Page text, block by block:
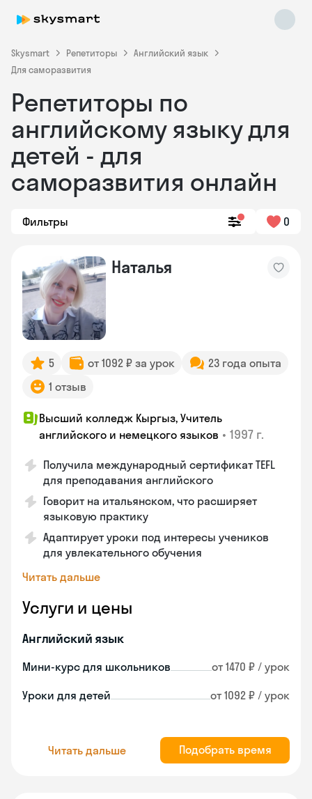
Skysmart Репетиторы
Английский язык
Для саморазвития
Репетиторы по
английскому языку для
детей - для
саморазвития онлайн
Фильтры 0
Наталья
5 от 1092 ₽ за урок
23 года опыта
1 отзыв
Высший колледж Кыргыз, Учитель
английского и немецкого языков • 1997 г.
Получила международный сертификат TEFL
для преподавания английского
Говорит на итальянском, что расширяет
языковую практику
Адаптирует уроки под интересы учеников
для увлекательного обучения
Читать дальше
Услуги и цены
Английский язык
Мини-курс для школьников от 1470 ₽ / урок
Уроки для детей от 1092 ₽ / урок
Читать дальше Подобрать время
Skysmart Chat